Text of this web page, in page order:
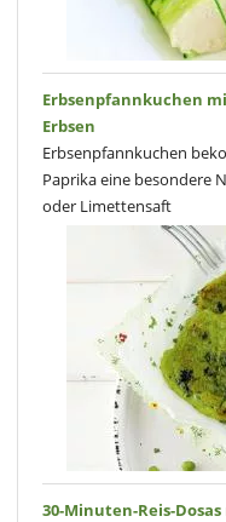
Erbsenpfannkuchen
Erbsen
Erbsenpfannkuchen
Paprika eine besondere
oder Limettensaft
30-Minuten-Reis-